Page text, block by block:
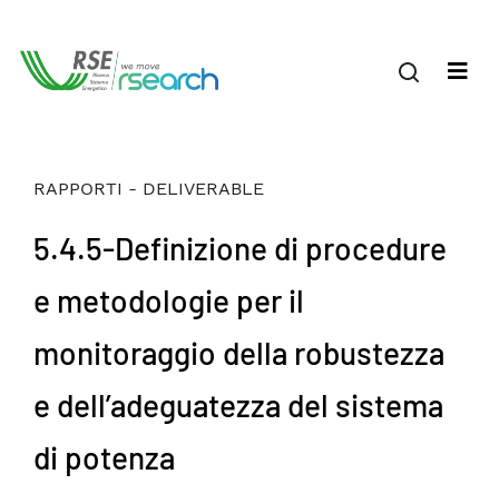
RAPPORTI - DELIVERABLE
5.4.5-Definizione di procedure
e metodologie per il
monitoraggio della robustezza
e dell’adeguatezza del sistema
di potenza